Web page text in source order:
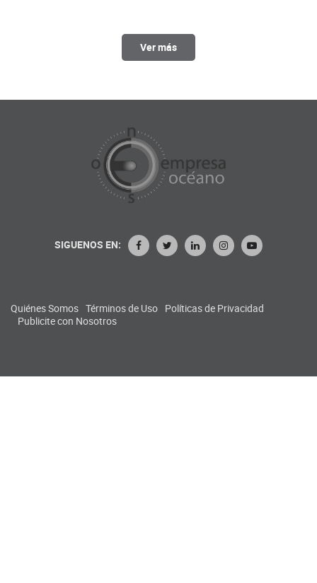
Ver más
SIGUENOS EN:
Quiénes Somos Términos de Uso Políticas de Privacidad
Publicite con Nosotros